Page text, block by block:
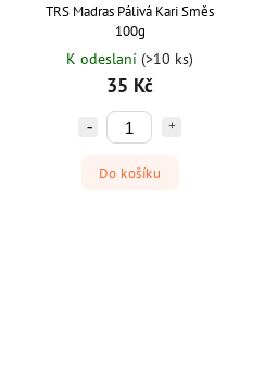
TRS Madras Pálivá Kari Směs
100g
K odeslaní (>10 ks)
35 Kč
Do košíku